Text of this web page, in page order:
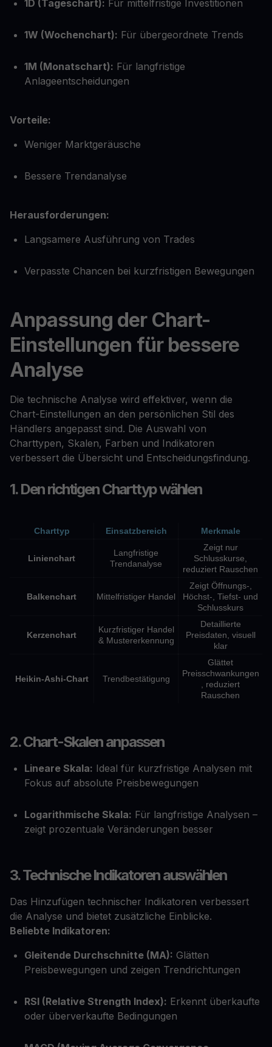
1D (Tageschart): Für mittelfristige Investitionen
1W (Wochenchart): Für übergeordnete Trends
1M (Monatschart): Für langfristige
Anlageentscheidungen
Vorteile:
Weniger Marktgeräusche
Bessere Trendanalyse
Herausforderungen:
Langsamere Ausführung von Trades
Verpasste Chancen bei kurzfristigen Bewegungen
Anpassung der Chart-
Einstellungen für bessere
Analyse
Die technische Analyse wird effektiver, wenn die
Chart-Einstellungen an den persönlichen Stil des
Händlers angepasst sind. Die Auswahl von
Charttypen, Skalen, Farben und Indikatoren
verbessert die Übersicht und Entscheidungsfindung.
1. Den richtigen Charttyp wählen
Charttyp Einsatzbereich Merkmale
Linienchart
Langfristige
Trendanalyse
Zeigt nur
Schlusskurse,
reduziert Rauschen
Balkenchart Mittelfristiger Handel
Zeigt Öffnungs-,
Höchst-, Tiefst- und
Schlusskurs
Kerzenchart
Kurzfristiger Handel
& Mustererkennung
Detaillierte
Preisdaten, visuell
klar
Heikin-Ashi-Chart Trendbestätigung
Glättet
Preisschwankungen
, reduziert
Rauschen
2. Chart-Skalen anpassen
Lineare Skala: Ideal für kurzfristige Analysen mit
Fokus auf absolute Preisbewegungen
Logarithmische Skala: Für langfristige Analysen –
zeigt prozentuale Veränderungen besser
3. Technische Indikatoren auswählen
Das Hinzufügen technischer Indikatoren verbessert
die Analyse und bietet zusätzliche Einblicke.
Beliebte Indikatoren:
Gleitende Durchschnitte (MA): Glätten
Preisbewegungen und zeigen Trendrichtungen
RSI (Relative Strength Index): Erkennt überkaufte
oder überverkaufte Bedingungen